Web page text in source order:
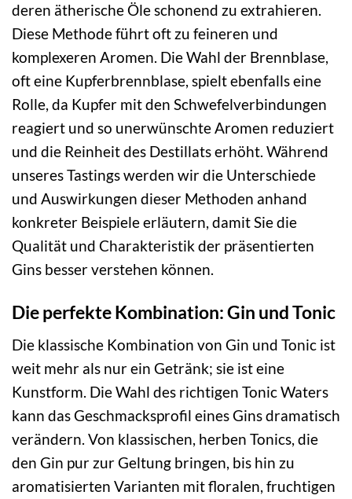
deren ätherische Öle schonend zu extrahieren.
Diese Methode führt oft zu feineren und
komplexeren Aromen. Die Wahl der Brennblase,
oft eine Kupferbrennblase, spielt ebenfalls eine
Rolle, da Kupfer mit den Schwefelverbindungen
reagiert und so unerwünschte Aromen reduziert
und die Reinheit des Destillats erhöht. Während
unseres Tastings werden wir die Unterschiede
und Auswirkungen dieser Methoden anhand
konkreter Beispiele erläutern, damit Sie die
Qualität und Charakteristik der präsentierten
Gins besser verstehen können.
Die perfekte Kombination: Gin und Tonic
Die klassische Kombination von Gin und Tonic ist
weit mehr als nur ein Getränk; sie ist eine
Kunstform. Die Wahl des richtigen Tonic Waters
kann das Geschmacksprofil eines Gins dramatisch
verändern. Von klassischen, herben Tonics, die
den Gin pur zur Geltung bringen, bis hin zu
aromatisierten Varianten mit floralen, fruchtigen